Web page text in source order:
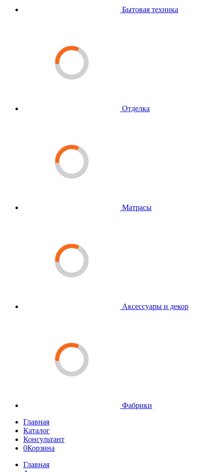
Бытовая техника
Отделка
Матрасы
Аксессуары и декор
Фабрики
Главная
Каталог
Консультант
0Корзина
Главная